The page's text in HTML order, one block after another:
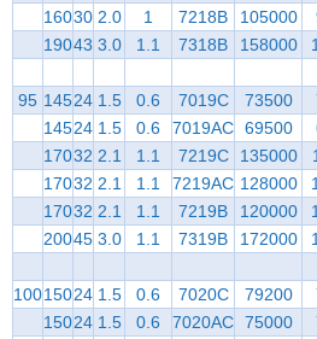
16030 2.0 1 7218B 105000
19043 3.0 1.1 7318B 158000
95 14524 1.5 0.6 7019C 73500
14524 1.5 0.6 7019AC 69500
17032 2.1 1.1 7219C 135000
17032 2.1 1.1 7219AC 128000
17032 2.1 1.1 7219B 120000
20045 3.0 1.1 7319B 172000
10015024 1.5 0.6 7020C 79200
15024 1.5 0.6 7020AC 75000